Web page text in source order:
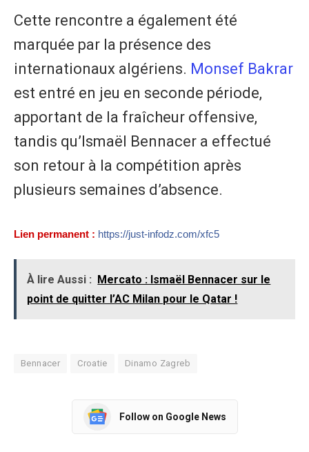
Cette rencontre a également été
marquée par la présence des
internationaux algériens. Monsef Bakrar
est entré en jeu en seconde période,
apportant de la fraîcheur offensive,
tandis qu’Ismaël Bennacer a effectué
son retour à la compétition après
plusieurs semaines d’absence.
Lien permanent : https://just-infodz.com/xfc5
À lire Aussi : Mercato : Ismaël Bennacer sur le
point de quitter l’AC Milan pour le Qatar !
Bennacer Croatie Dinamo Zagreb
Follow on Google News